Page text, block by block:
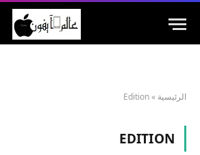
الرئيسية »
Edition
EDITION